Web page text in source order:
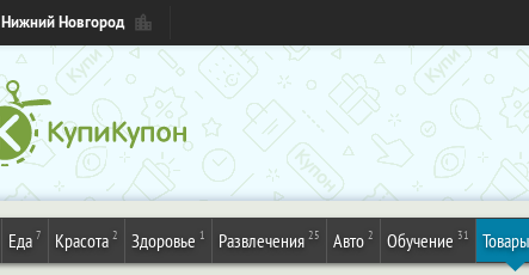
Нижний Новгород
Еда 7 Красота 2 Здоровье 1 Развлечения 25 Авто 2 Обучение 31 Товары